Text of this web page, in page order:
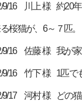
9/16 川上 様 約20
桜猫が、6～７匹
9/16 佐藤 様 我が
9/16 竹下 様 1匹で
9/17 河村 様 どの